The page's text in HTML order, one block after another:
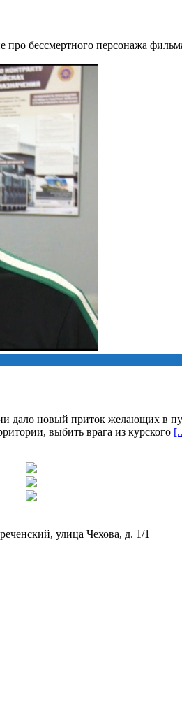
бессмертного персонажа
дало новый приток желающих в
выбить врага из курского
улица Чехова, д. 1/1